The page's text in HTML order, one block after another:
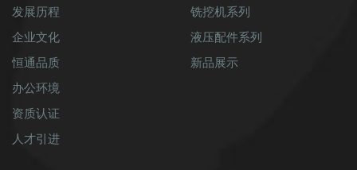
发展历程
企业文化
恒通品质
办公环境
资质认证
人才引进
铣挖机系列
液压配件系列
新品展示